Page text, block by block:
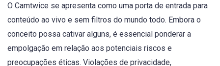
O Camtwice se apresenta como uma porta de entrada para
conteúdo ao vivo e sem filtros do mundo todo. Embora o
conceito possa cativar alguns, é essencial ponderar a
empolgação em relação aos potenciais riscos e
preocupações éticas. Violações de privacidade,